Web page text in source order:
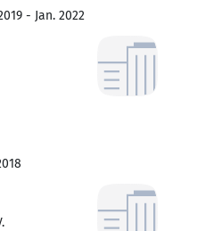
- Jan. 2022